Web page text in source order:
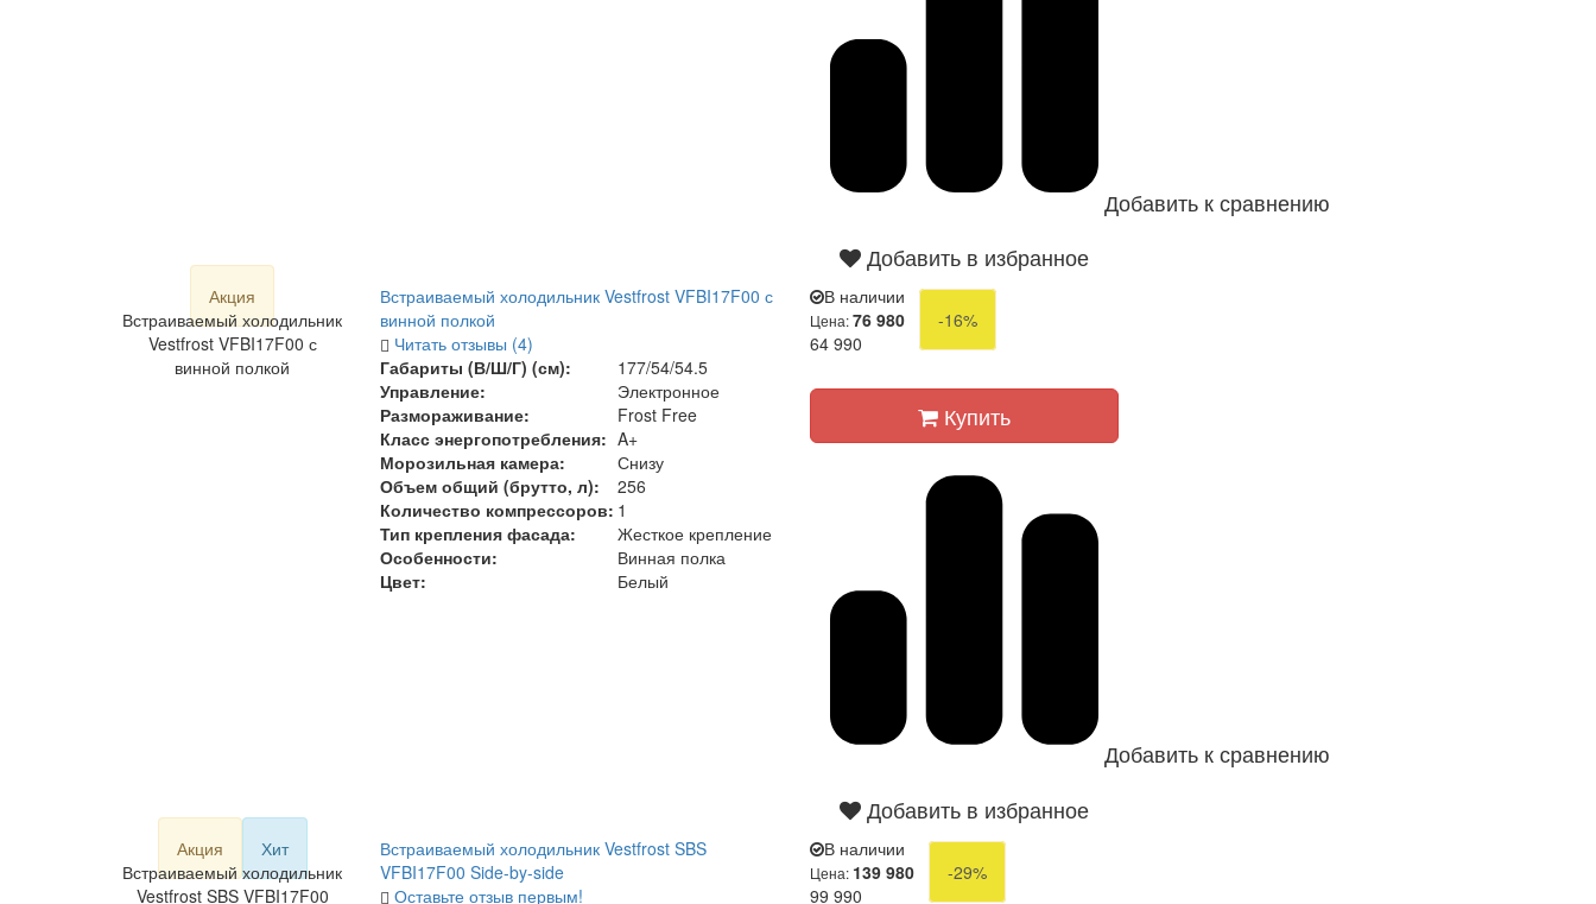
Добавить к сравнению
Добавить в избранное
Акция
Встраиваемый холодильник
Vestfrost VFBI17F00 с
винной полкой
Встраиваемый холодильник Vestfrost VFBI17F00 с
винной полкой
Читать отзывы (4)
Габариты (В/Ш/Г) (см):
177/54/54.5
Управление:
Электронное
Размораживание:
Frost Free
Класс энергопотребления: A+
Морозильная камера:
Снизу
Объем общий (брутто, л):
256
Количество компрессоров: 1
Тип крепления фасада:
Жесткое крепление
Особенности:
Винная полка
Цвет:
Белый
В наличии
Цена:76 980
-16%
64 990
Купить
Добавить к сравнению
Добавить в избранное
Акция
Хит
Встраиваемый холодильник
Vestfrost SBS VFBI17F00
Встраиваемый холодильник Vestfrost SBS
VFBI17F00 Side-by-side
Оставьте отзыв первым!
В наличии
Цена: 139 980
-29%
99 990